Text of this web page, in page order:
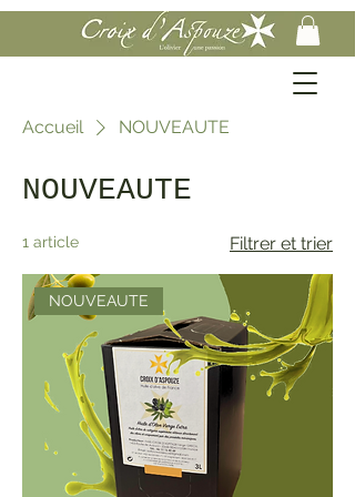
Accueil NOUVEAUTE
NOUVEAUTE
1 article Filtrer et trier
NOUVEAUTE